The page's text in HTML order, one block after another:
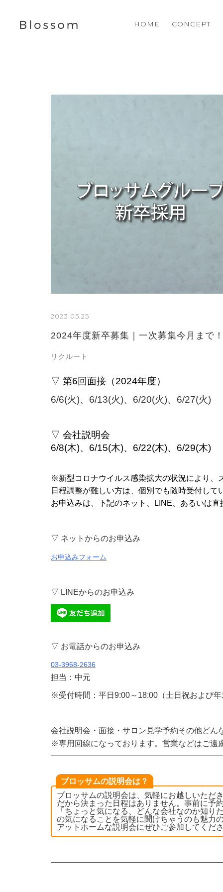
HOME CONCEPT
2023.05.25
2024年度新卒募集｜一次募集今月まで
リクルート
▽ 第6回面接（2024年度）
6/6(火)、6/13(火)、6/20(火)、6/27(火)
▽ 会社説明会
6/8(木)、6/15(木)、6/22(木)、6/29(木)
※新型コロナウイルス感染拡大の状況により、
日程調整が難しい方は、個別でも随時受付し
お申込みは、下記のネット、LINE、あるいは
▽ ネットからのお申込み
お申込みフォーム
▽ LINEからのお申込み
▽ お電話からのお申込み
03-3968-2636
担当：中元
※受付時間：平日9:00～18:00（土日祝および
会社説明会・面接・サロン見学予約その他どん
※専用回線になっております。営業などはご遠
ブロッサムの説明会は？
ブロッサムの説明会は、気軽にお越しいただ
だから決まった日程はありません。事前に予
「ちょっと気になる、どんな会社なのか知
の気になることを気軽に聞けちゃうのも魅力
アットホームな説明会にぜひご参加してくだ